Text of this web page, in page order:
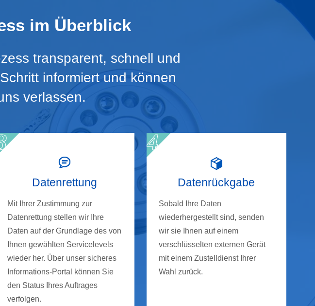
im Überblick
transparent, schnell und
informiert und können
verlassen.
Datenrettung
Mit Ihrer Zustimmung zur
Datenrettung stellen wir Ihre
Daten auf der Grundlage des von
Ihnen gewählten Servicelevels
wieder her. Über unser sicheres
Informations-Portal können Sie
den Status Ihres Auftrages
verfolgen.
Datenrückgabe
Sobald Ihre Daten
wiederhergestellt sind, senden
wir sie Ihnen auf einem
verschlüsselten externen Gerät
mit einem Zustelldienst Ihrer
Wahl zurück.